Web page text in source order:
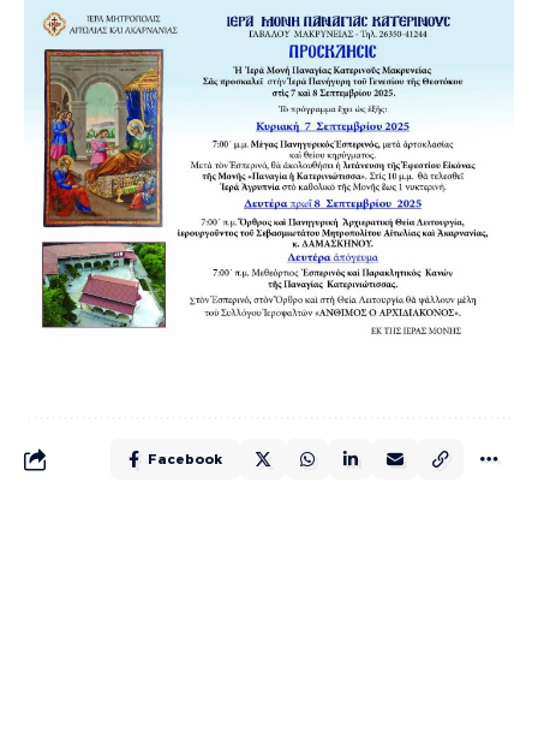
Facebook